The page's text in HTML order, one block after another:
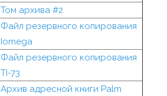
Том архива #2
Файл резервного копирования
Iomega
Файл резервного копирования
TI-73
Архив адресной книги Palm